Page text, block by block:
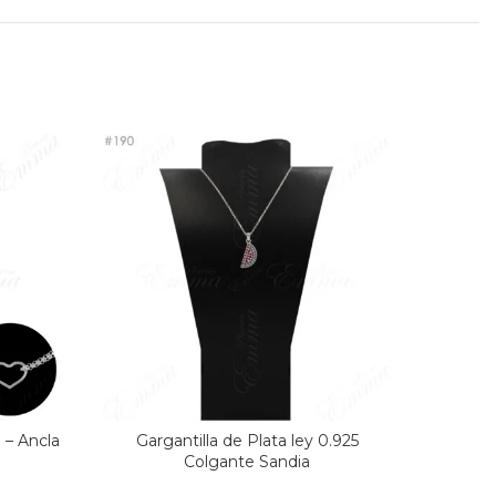
Ancla
Gargantilla de Plata ley 0.925
Colgante Sandia